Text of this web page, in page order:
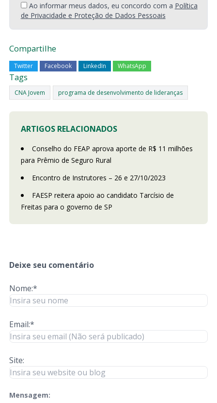
Ao informar meus dados, eu concordo com a Política
de Privacidade e Proteção de Dados Pessoais
Compartilhe
Twitter Facebook LinkedIn WhatsApp
Tags
CNA Jovem programa de desenvolvimento de lideranças
ARTIGOS RELACIONADOS
Conselho do FEAP aprova aporte de R$ 11 milhões
para Prêmio de Seguro Rural
Encontro de Instrutores – 26 e 27/10/2023
FAESP reitera apoio ao candidato Tarcísio de
Freitas para o governo de SP
Deixe seu comentário
Nome:*
Email:*
Site:
Mensagem:
check-terms